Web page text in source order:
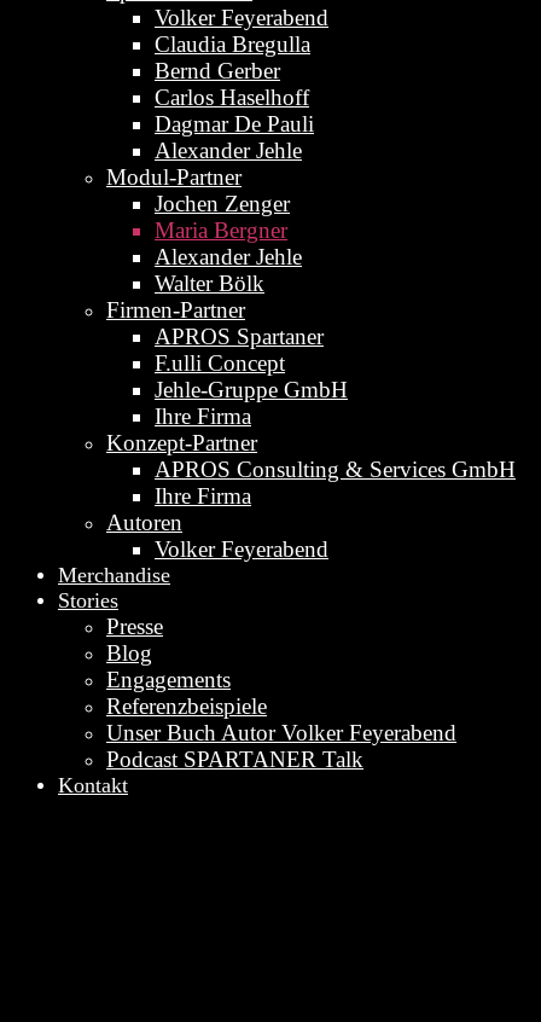
Volker Feyerabend
Claudia Bregulla
Bernd Gerber
Carlos Haselhoff
Dagmar De Pauli
Alexander Jehle
Modul-Partner
Jochen Zenger
Maria Bergner
Alexander Jehle
Walter Bölk
Firmen-Partner
APROS Spartaner
F.ulli Concept
Jehle-Gruppe GmbH
Ihre Firma
Konzept-Partner
APROS Consulting & Services GmbH
Ihre Firma
Autoren
Volker Feyerabend
Merchandise
Stories
Presse
Blog
Engagements
Referenzbeispiele
Unser Buch Autor Volker Feyerabend
Podcast SPARTANER Talk
Kontakt